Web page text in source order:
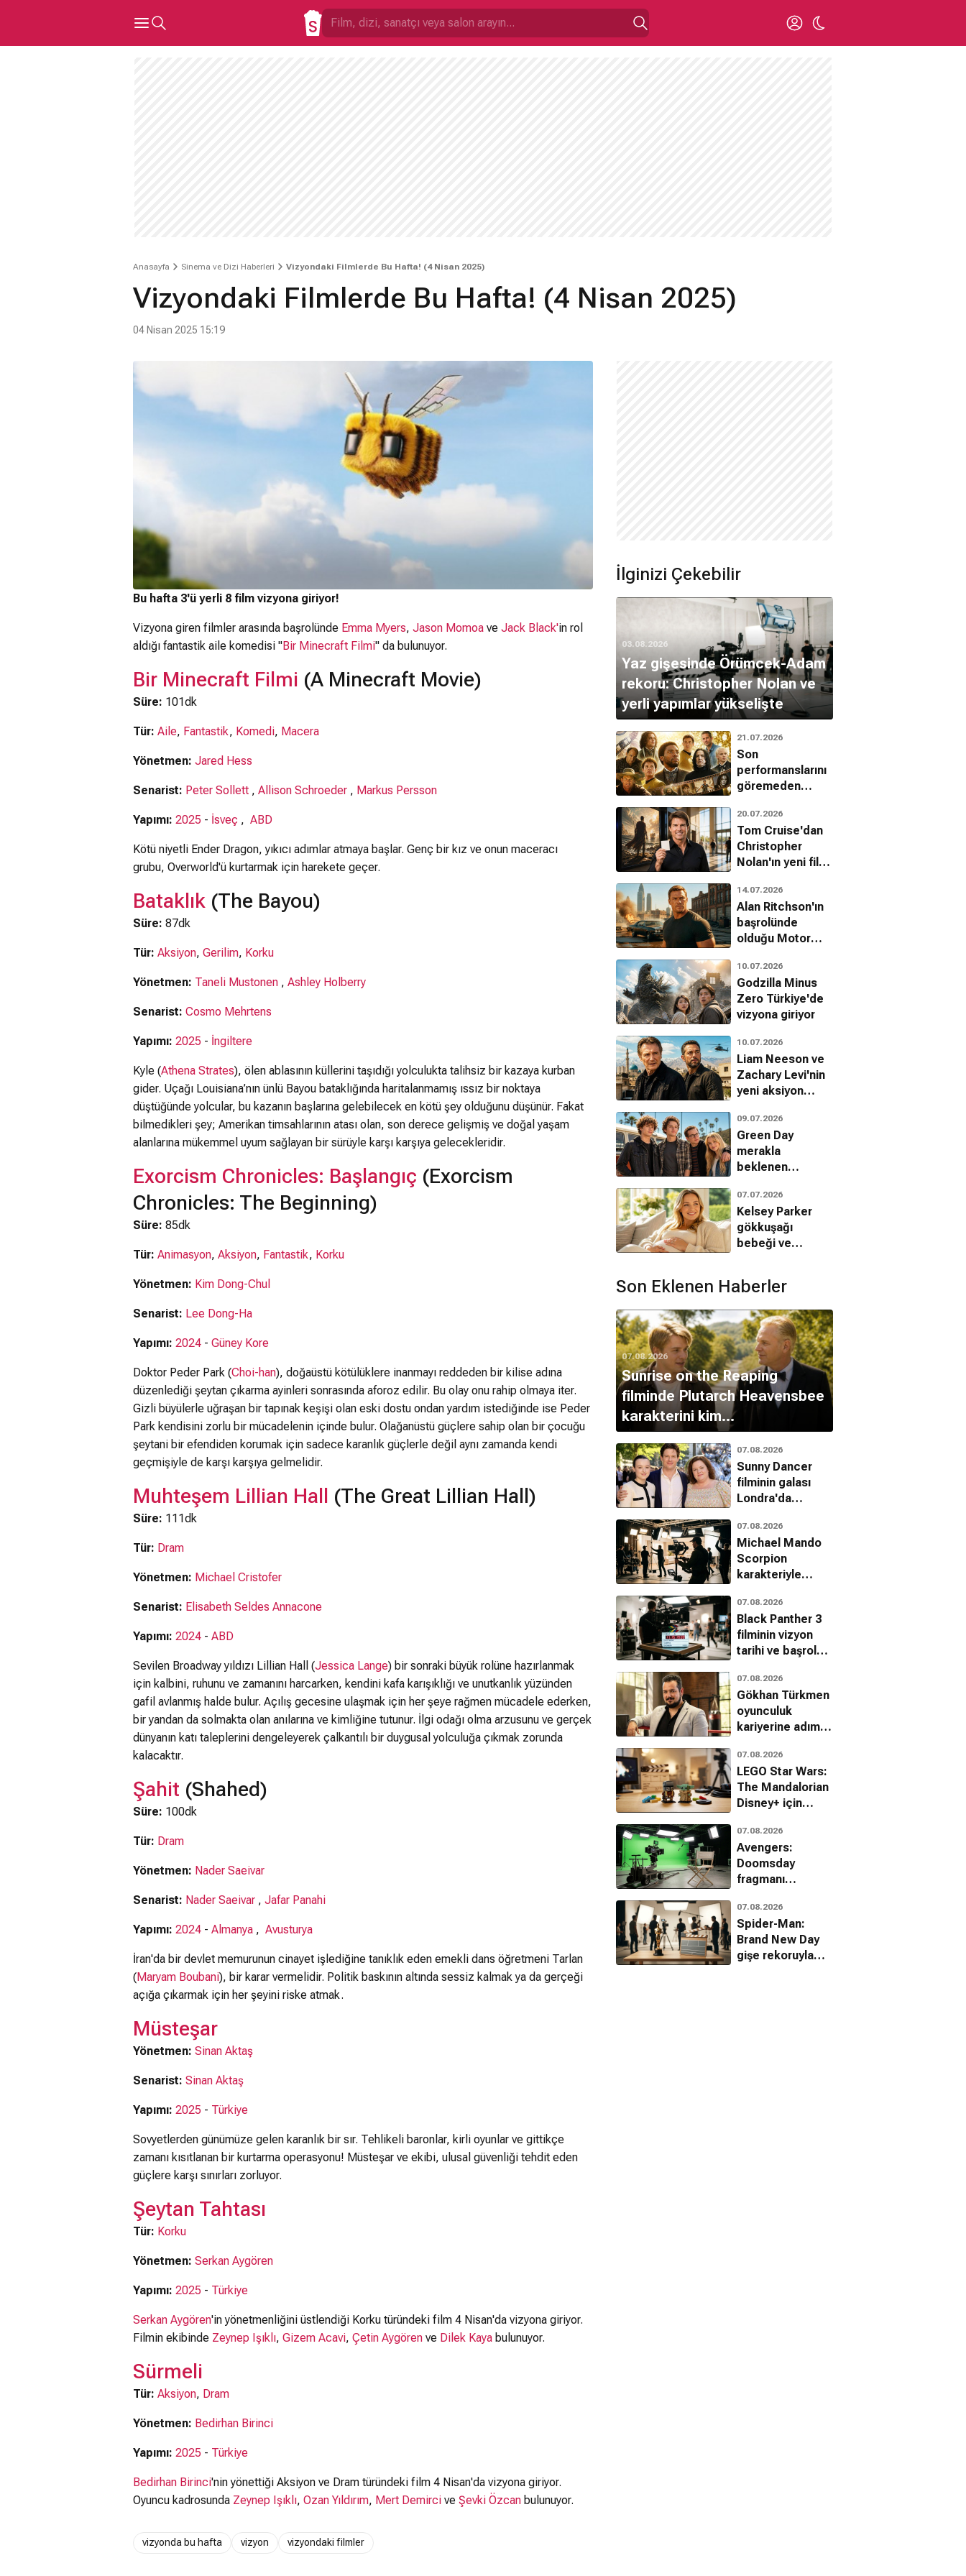
Anasayfa Sinema ve Dizi Haberleri Vizyondaki Filmlerde Bu Hafta! (4 Nisan 2025)
Vizyondaki Filmlerde Bu Hafta! (4 Nisan 2025)
04 Nisan 2025 15:19
Bu hafta 3'ü yerli 8 film vizyona giriyor!
Vizyona giren filmler arasında başrolünde Emma Myers, Jason Momoa ve Jack Black'in rol
aldığı fantastik aile komedisi "Bir Minecraft Filmi" da bulunuyor.
Bir Minecraft Filmi (A Minecraft Movie)
Süre: 101dk
Tür: Aile, Fantastik, Komedi, Macera
Yönetmen: Jared Hess
Senarist: Peter Sollett , Allison Schroeder , Markus Persson
Yapımı: 2025 - İsveç , ABD
Kötü niyetli Ender Dragon, yıkıcı adımlar atmaya başlar. Genç bir kız ve onun maceracı
grubu, Overworld'ü kurtarmak için harekete geçer.
Bataklık (The Bayou)
Süre: 87dk
Tür: Aksiyon, Gerilim, Korku
Yönetmen: Taneli Mustonen , Ashley Holberry
Senarist: Cosmo Mehrtens
Yapımı: 2025 - İngiltere
Kyle (Athena Strates), ölen ablasının küllerini taşıdığı yolculukta talihsiz bir kazaya kurban
gider. Uçağı Louisiana’nın ünlü Bayou bataklığında haritalanmamış ıssız bir noktaya
düştüğünde yolcular, bu kazanın başlarına gelebilecek en kötü şey olduğunu düşünür. Fakat
bilmedikleri şey; Amerikan timsahlarının atası olan, son derece gelişmiş ve doğal yaşam
alanlarına mükemmel uyum sağlayan bir sürüyle karşı karşıya gelecekleridir.
Exorcism Chronicles: Başlangıç (Exorcism
Chronicles: The Beginning)
Süre: 85dk
Tür: Animasyon, Aksiyon, Fantastik, Korku
Yönetmen: Kim Dong-Chul
Senarist: Lee Dong-Ha
Yapımı: 2024 - Güney Kore
Doktor Peder Park (Choi-han), doğaüstü kötülüklere inanmayı reddeden bir kilise adına
düzenlediği şeytan çıkarma ayinleri sonrasında aforoz edilir. Bu olay onu rahip olmaya iter.
Gizli büyülerle uğraşan bir tapınak keşişi olan eski dostu ondan yardım istediğinde ise Peder
Park kendisini zorlu bir mücadelenin içinde bulur. Olağanüstü güçlere sahip olan bir çocuğu
şeytani bir efendiden korumak için sadece karanlık güçlerle değil aynı zamanda kendi
geçmişiyle de karşı karşıya gelmelidir.
Muhteşem Lillian Hall (The Great Lillian Hall)
Süre: 111dk
Tür: Dram
Yönetmen: Michael Cristofer
Senarist: Elisabeth Seldes Annacone
Yapımı: 2024 - ABD
Sevilen Broadway yıldızı Lillian Hall (Jessica Lange) bir sonraki büyük rolüne hazırlanmak
için kalbini, ruhunu ve zamanını harcarken, kendini kafa karışıklığı ve unutkanlık yüzünden
gafil avlanmış halde bulur. Açılış gecesine ulaşmak için her şeye rağmen mücadele ederken,
bir yandan da solmakta olan anılarına ve kimliğine tutunur. İlgi odağı olma arzusunu ve gerçek
dünyanın katı taleplerini dengeleyerek çalkantılı bir duygusal yolculuğa çıkmak zorunda
kalacaktır.
Şahit (Shahed)
Süre: 100dk
Tür: Dram
Yönetmen: Nader Saeivar
Senarist: Nader Saeivar , Jafar Panahi
Yapımı: 2024 - Almanya , Avusturya
İran'da bir devlet memurunun cinayet işlediğine tanıklık eden emekli dans öğretmeni Tarlan
(Maryam Boubani), bir karar vermelidir. Politik baskının altında sessiz kalmak ya da gerçeği
açığa çıkarmak için her şeyini riske atmak.
Müsteşar
Yönetmen: Sinan Aktaş
Senarist: Sinan Aktaş
Yapımı: 2025 - Türkiye
Sovyetlerden günümüze gelen karanlık bir sır. Tehlikeli baronlar, kirli oyunlar ve gittikçe
zamanı kısıtlanan bir kurtarma operasyonu! Müsteşar ve ekibi, ulusal güvenliği tehdit eden
güçlere karşı sınırları zorluyor.
Şeytan Tahtası
Tür: Korku
Yönetmen: Serkan Aygören
Yapımı: 2025 - Türkiye
Serkan Aygören'in yönetmenliğini üstlendiği Korku türündeki film 4 Nisan'da vizyona giriyor.
Filmin ekibinde Zeynep Işıklı, Gizem Acavi, Çetin Aygören ve Dilek Kaya bulunuyor.
Sürmeli
Tür: Aksiyon, Dram
Yönetmen: Bedirhan Birinci
Yapımı: 2025 - Türkiye
Bedirhan Birinci'nin yönettiği Aksiyon ve Dram türündeki film 4 Nisan'da vizyona giriyor.
Oyuncu kadrosunda Zeynep Işıklı, Ozan Yıldırım, Mert Demirci ve Şevki Özcan bulunuyor.
vizyonda bu hafta vizyon vizyondaki filmler
İlginizi Çekebilir
03.08.2026
Yaz gişesinde Örümcek-Adam
rekoru: Christopher Nolan ve
yerli yapımlar yükselişte
21.07.2026
Son
performanslarını
göremeden
oyuncular
20.07.2026
Tom Cruise'dan
Christopher
Nolan'ın yeni filmi
övgü
14.07.2026
Alan Ritchson'ın
başrolünde
olduğu Motor
10.07.2026
Godzilla Minus
Zero Türkiye'de
vizyona giriyor
10.07.2026
Liam Neeson ve
Zachary Levi'nin
yeni aksiyon
Fix oldu
09.07.2026
Green Day
merakla
beklenen
müzik albümünü
duyurdu
07.07.2026
Kelsey Parker
gökkuşağı
bebeği ve
anlattı
Son Eklenen Haberler
07.08.2026
Sunrise on the Reaping
filminde Plutarch Heavensbee
karakterini kim
canlandıracak?
07.08.2026
Sunny Dancer
filminin galası
Londra'da
07.08.2026
Michael Mando
Scorpion
karakteriyle
döndü
07.08.2026
Black Panther 3
filminin vizyon
tarihi ve başrolü
07.08.2026
Gökhan Türkmen
oyunculuk
kariyerine adım
07.08.2026
LEGO Star Wars:
The Mandalorian
Disney+ için
07.08.2026
Avengers:
Doomsday
fragmanı
böldü
07.08.2026
Spider-Man:
Brand New Day
gişe rekoruyla